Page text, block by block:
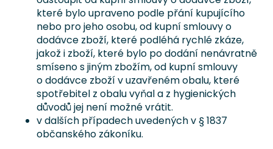
které bylo upraveno podle přání kupujícího
nebo pro jeho osobu, od kupní smlouvy o
dodávce zboží, které podléhá rychlé zkáze,
jakož i zboží, které bylo po dodání nenávratně
smíseno s jiným zbožím, od kupní smlouvy
o dodávce zboží v uzavřeném obalu, které
spotřebitel z obalu vyňal a z hygienických
důvodů jej není možné vrátit.
v dalších případech uvedených v § 1837
občanského zákoníku.